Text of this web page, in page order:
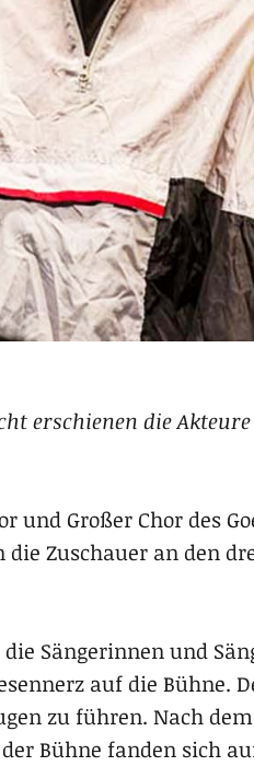
erschienen die Akteure
Großer Chor des
Zuschauer an den
Sängerinnen und
auf die Bühne.
zu führen. Nach
Bühne fanden sich